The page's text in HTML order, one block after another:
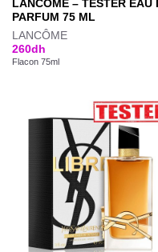
LANCÔME – TESTER EAU
PARFUM 75 ML
LANCÔME
260dh
Flacon 75ml